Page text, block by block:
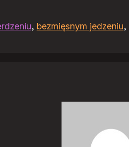
, bezmięsnym jedzeniu,